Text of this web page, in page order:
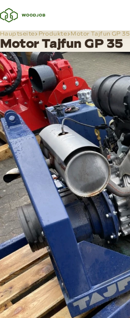
Hauptseite Produkte Motor Tajfun GP 35
Motor Tajfun GP 35